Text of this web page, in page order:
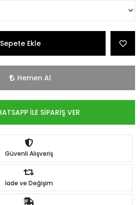
Sepete Ekle
Hemen Al
İLE SİPARİŞ VER
Güvenli Alışveriş
İade ve Değişim